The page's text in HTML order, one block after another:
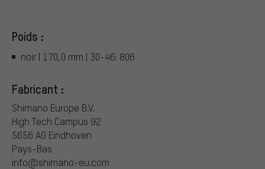
Poids :
noir | 170,0 mm | 30-46: 806
Fabricant :
Shimano Europe B.V.
High Tech Campus 92
5656 AG Eindhoven
Pays-Bas
info@shimano-eu.com